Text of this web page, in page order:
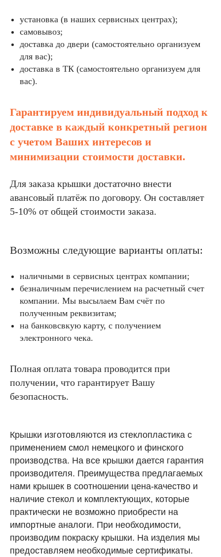
установка (в наших сервисных центрах);
самовывоз;
доставка до двери (самостоятельно организуем
для вас);
доставка в ТК (самостоятельно организуем для
вас).
Гарантируем индивидуальный подход к
доставке в каждый конкретный регион
с учетом Ваших интересов и
минимизации стоимости доставки.
Для заказа крышки достаточно внести
авансовый платёж по договору. Он составляет
5-10% от общей стоимости заказа.
Возможны следующие варианты оплаты:
наличными в сервисных центрах компании;
безналичным перечислением на расчетный счет
компании. Мы высылаем Вам счёт по
полученным реквизитам;
на банковсвкую карту, с получением
электронного чека.
Полная оплата товара проводится при
получении, что гарантирует Вашу
безопасность.
Крышки изготовляются из стеклопластика с
применением смол немецкого и финского
производства. На все крышки дается гарантия
производителя. Преимущества предлагаемых
нами крышек в соотношении цена-качество и
наличие стекол и комплектующих, которые
практически не возможно приобрести на
импортные аналоги. При необходимости,
производим покраску крышки. На изделия мы
предоставляем необходимые сертификаты.